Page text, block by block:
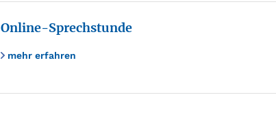
Online-Sprechstunde
mehr erfahren